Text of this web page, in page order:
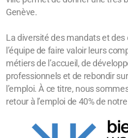
Genève.
La diversité des mandats et
l’équipe de faire valoir leurs
métiers de l’accueil, de
professionnels et de rebondir
l’emploi. À ce titre, nous
retour à l’emploi de 40% de